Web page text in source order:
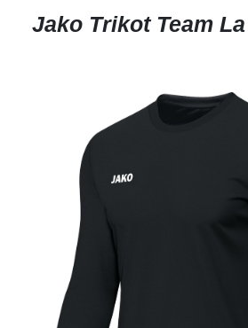
Jako Trikot Team